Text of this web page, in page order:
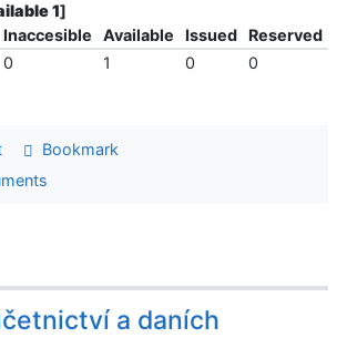
1]
Inaccesible Available Issued
Reserved
0 1 0 0
Bookmark
a daních